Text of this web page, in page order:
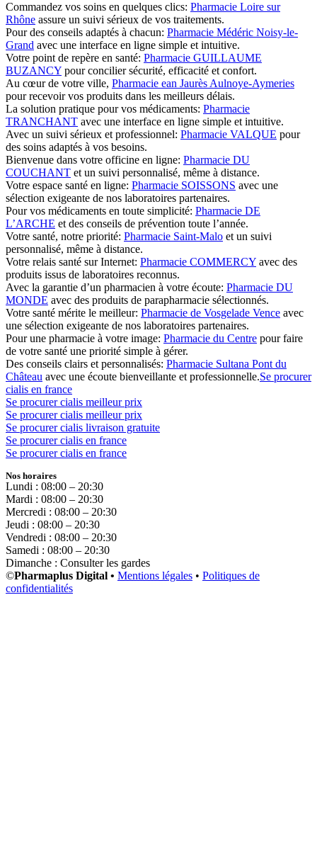
Commandez vos soins en quelques clics: Pharmacie Loire sur
Rhône assure un suivi sérieux de vos traitements.
Pour des conseils adaptés à chacun: Pharmacie Médéric Noisy-le-
Grand avec une interface en ligne simple et intuitive.
Votre point de repère en santé: Pharmacie GUILLAUME
BUZANCY pour concilier sécurité, efficacité et confort.
Au cœur de votre ville, Pharmacie ean Jaurès Aulnoye-Aymeries
pour recevoir vos produits dans les meilleurs délais.
La solution pratique pour vos médicaments: Pharmacie
TRANCHANT avec une interface en ligne simple et intuitive.
Avec un suivi sérieux et professionnel: Pharmacie VALQUE pour
des soins adaptés à vos besoins.
Bienvenue dans votre officine en ligne: Pharmacie DU
COUCHANT et un suivi personnalisé, même à distance.
Votre espace santé en ligne: Pharmacie SOISSONS avec une
sélection exigeante de nos laboratoires partenaires.
Pour vos médicaments en toute simplicité: Pharmacie DE
L’ARCHE et des conseils de prévention toute l’année.
Votre santé, notre priorité: Pharmacie Saint-Malo et un suivi
personnalisé, même à distance.
Votre relais santé sur Internet: Pharmacie COMMERCY avec des
produits issus de laboratoires reconnus.
Avec la garantie d’un pharmacien à votre écoute: Pharmacie DU
MONDE avec des produits de parapharmacie sélectionnés.
Votre santé mérite le meilleur: Pharmacie de Vosgelade Vence avec
une sélection exigeante de nos laboratoires partenaires.
Pour une pharmacie à votre image: Pharmacie du Centre pour faire
de votre santé une priorité simple à gérer.
Des conseils clairs et personnalisés: Pharmacie Sultana Pont du
Château avec une écoute bienveillante et professionnelle.Se procurer
cialis en france
Se procurer cialis meilleur prix
Se procurer cialis meilleur prix
Se procurer cialis livraison gratuite
Se procurer cialis en france
Se procurer cialis en france
Nos horaires
Lundi : 08:00 – 20:30
Mardi : 08:00 – 20:30
Mercredi : 08:00 – 20:30
Jeudi : 08:00 – 20:30
Vendredi : 08:00 – 20:30
Samedi : 08:00 – 20:30
Dimanche : Consulter les gardes
©Pharmaplus Digital • Mentions légales • Politiques de
confidentialités